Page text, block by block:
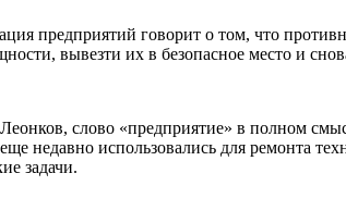
предприятий говорит о том, что
вывезти их в безопасное место и
слово «предприятие» в полном
недавно использовались для ремонта
задачи.